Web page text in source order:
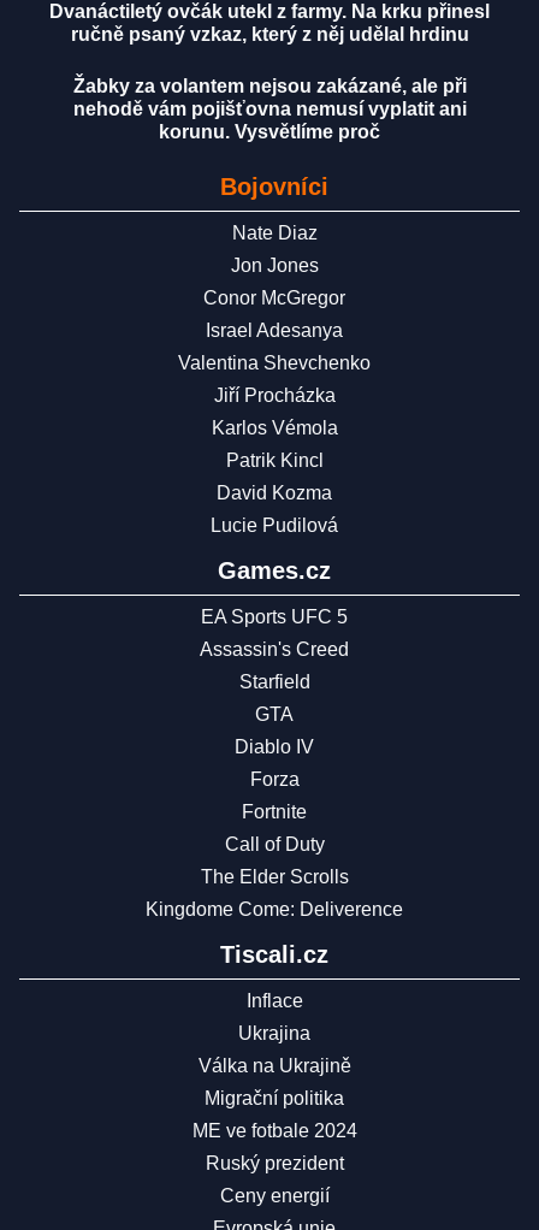
Dvanáctiletý ovčák utekl z farmy. Na krku přinesl
ručně psaný vzkaz, který z něj udělal hrdinu
Žabky za volantem nejsou zakázané, ale při
nehodě vám pojišťovna nemusí vyplatit ani
korunu. Vysvětlíme proč
Bojovníci
Nate Diaz
Jon Jones
Conor McGregor
Israel Adesanya
Valentina Shevchenko
Jiří Procházka
Karlos Vémola
Patrik Kincl
David Kozma
Lucie Pudilová
Games.cz
EA Sports UFC 5
Assassin's Creed
Starfield
GTA
Diablo IV
Forza
Fortnite
Call of Duty
The Elder Scrolls
Kingdome Come: Deliverence
Tiscali.cz
Inflace
Ukrajina
Válka na Ukrajině
Migrační politika
ME ve fotbale 2024
Ruský prezident
Ceny energií